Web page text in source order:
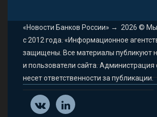
«Новости Банков России» → 2026 © Мы
с 2012 года. «Информационное
защищены. Все материалы публикуют
и пользователи сайта. Администрация
несет ответственности за публикации.